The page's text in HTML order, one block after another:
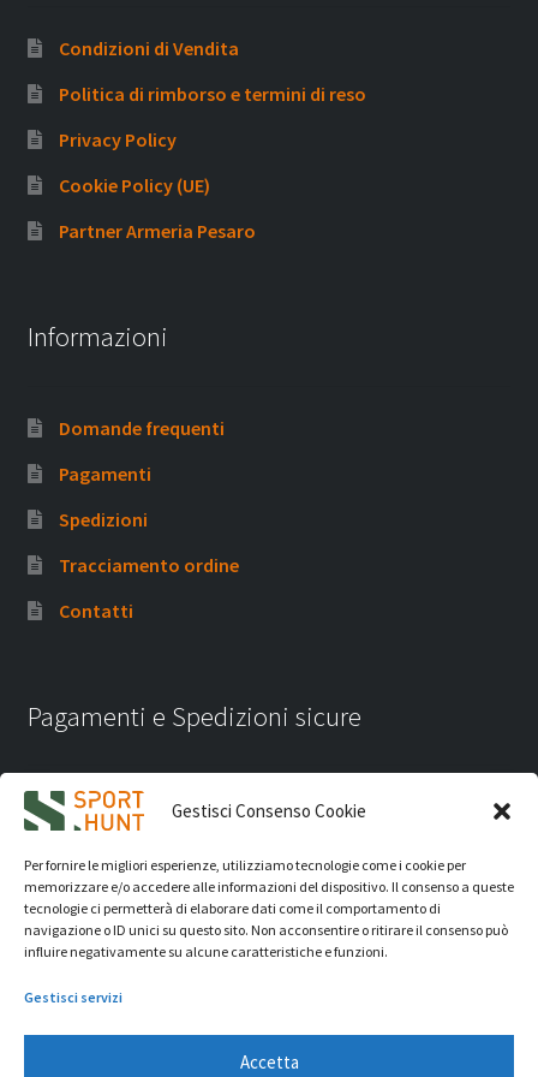
Gestisci Consenso Cookie
Per fornire le migliori esperienze, utilizziamo tecnologie come i cookie per
memorizzare e/o accedere alle informazioni del dispositivo. Il consenso a queste
tecnologie ci permetterà di elaborare dati come il comportamento di
navigazione o ID unici su questo sito. Non acconsentire o ritirare il consenso può
influire negativamente su alcune caratteristiche e funzioni.
Gestisci servizi
Accetta
Condizioni di Vendita
Politica di rimborso e termini di reso
Privacy Policy
Cookie Policy (UE)
Partner Armeria Pesaro
Informazioni
Domande frequenti
Pagamenti
Spedizioni
Tracciamento ordine
Contatti
Pagamenti e Spedizioni sicure